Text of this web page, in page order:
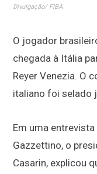
Divulgação/ FIBA
O jogador
chegada à Itália
Reyer Venezia. O
italiano foi selado
Em uma
Gazzettino, o
Casarin, explicou